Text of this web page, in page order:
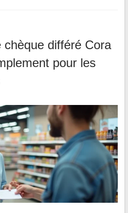
chèque différé Cora
pour les